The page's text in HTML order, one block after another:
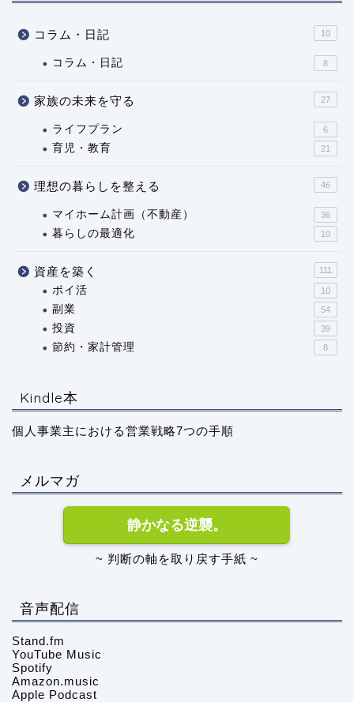
コラム・日記 10
コラム・日記 8
家族の未来を守る 27
ライフプラン 6
育児・教育 21
理想の暮らしを整える 46
マイホーム計画（不動産） 36
暮らしの最適化 10
資産を築く 111
ポイ活 10
副業 54
投資 39
節約・家計管理 8
Kindle本
個人事業主における営業戦略7つの手順
メルマガ
静かなる逆襲。
~ 判断の軸を取り戻す手紙 ~
音声配信
Stand.fm
YouTube Music
Spotify
Amazon.music
Apple Podcast